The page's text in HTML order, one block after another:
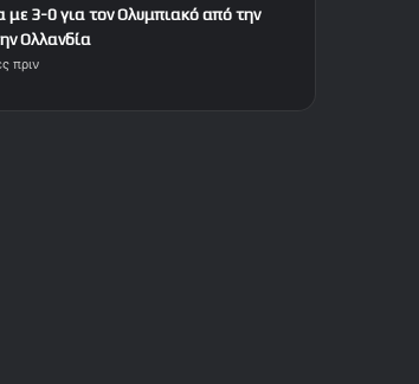
με 3-0 για τον Ολυμπιακό από την
Ολλανδία
πριν